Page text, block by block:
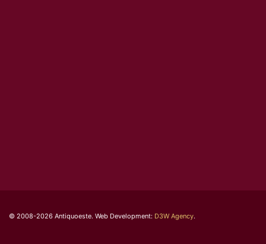
© 2008-2026 Antiquoeste. Web Development: D3W Agency.